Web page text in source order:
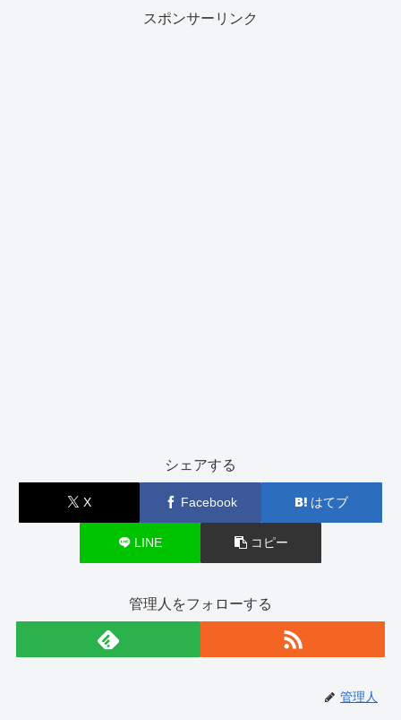
スポンサーリンク
シェアする
X Facebook はてブ
LINE コピー
管理人をフォローする
管理人